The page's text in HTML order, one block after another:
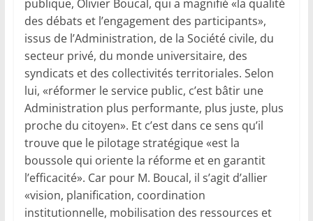
publique, Olivier Boucal, qui a magnifié «la qualité
des débats et l’engagement des participants»,
issus de l’Administration, de la Société civile, du
secteur privé, du monde universitaire, des
syndicats et des collectivités territoriales. Selon
lui, «réformer le service public, c’est bâtir une
Administration plus performante, plus juste, plus
proche du citoyen». Et c’est dans ce sens qu’il
trouve que le pilotage stratégique «est la
boussole qui oriente la réforme et en garantit
l’efficacité». Car pour M. Boucal, il s’agit d’allier
«vision, planification, coordination
institutionnelle, mobilisation des ressources et